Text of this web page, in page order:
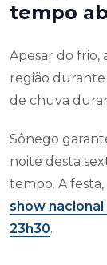
tempo
Apesar do frio,
região
de chuva
Sônego
noite desta
tempo. A festa,
show
23h30.